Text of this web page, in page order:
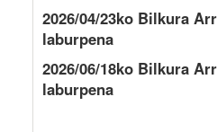
2026/04/23ko Bilkura
laburpena
2026/06/18ko Bilkura
laburpena